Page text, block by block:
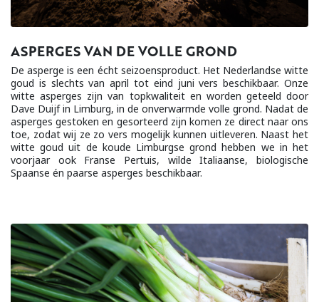
ASPERGES VAN DE VOLLE GROND
De asperge is een écht seizoensproduct. Het Nederlandse witte
goud is slechts van april tot eind juni vers beschikbaar. Onze
witte asperges zijn van topkwaliteit en worden geteeld door
Dave Duijf in Limburg, in de onverwarmde volle grond. Nadat de
asperges gestoken en gesorteerd zijn komen ze direct naar ons
toe, zodat wij ze zo vers mogelijk kunnen uitleveren. Naast het
witte goud uit de koude Limburgse grond hebben we in het
voorjaar ook Franse Pertuis, wilde Italiaanse, biologische
Spaanse én paarse asperges beschikbaar.